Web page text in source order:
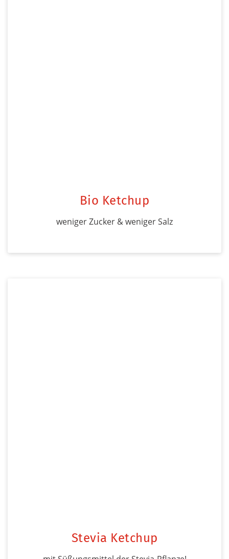
Bio Ketchup
weniger Zucker & weniger Salz
Stevia Ketchup